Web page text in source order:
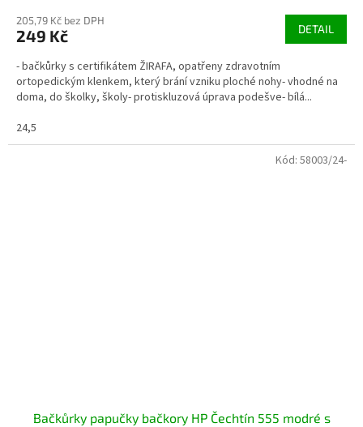
205,79 Kč bez DPH
249 Kč DETAIL
- bačkůrky s certifikátem ŽIRAFA, opatřeny zdravotním
ortopedickým klenkem, který brání vzniku ploché nohy- vhodné na
doma, do školky, školy- protiskluzová úprava podešve- bílá...
24,5
Bačkůrky papučky bačkory HP Čechtín 555 modré s
Kód: 58003/24-